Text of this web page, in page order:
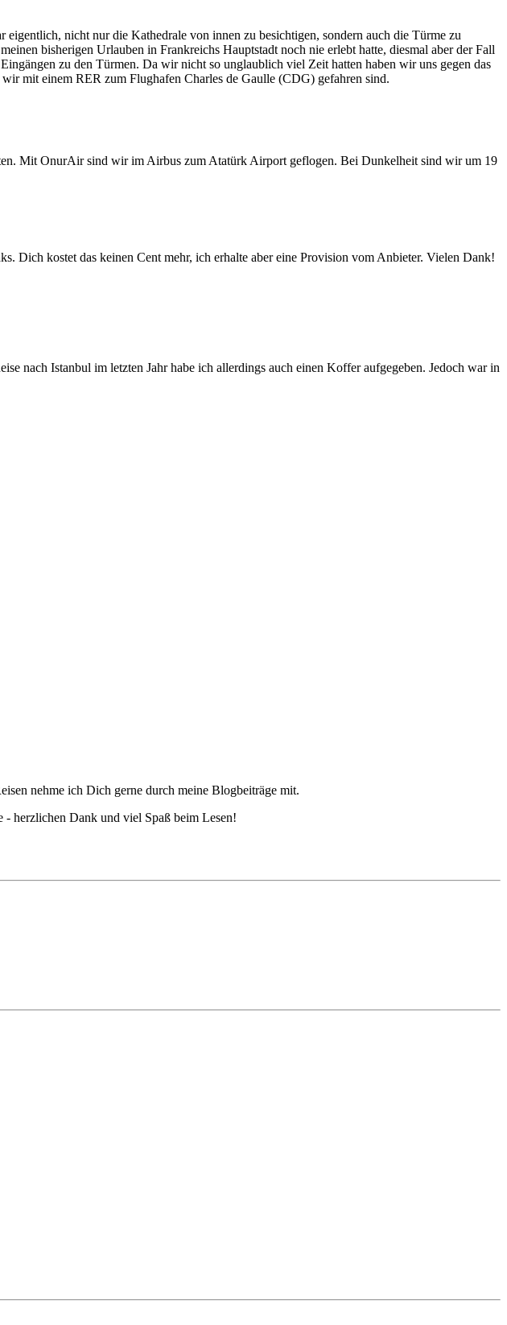
nicht nur die Kathedrale von innen zu besichtigen, sondern auch die Türme zu
bisherigen Urlauben in Frankreichs Hauptstadt noch nie erlebt hatte, diesmal aber der Fall
zu den Türmen. Da wir nicht so unglaublich viel Zeit hatten haben wir uns gegen das
mit einem RER zum Flughafen Charles de Gaulle (CDG) gefahren sind.
Mit OnurAir sind wir im Airbus zum Atatürk Airport geflogen. Bei Dunkelheit sind wir um 19
Dich kostet das keinen Cent mehr, ich erhalte aber eine Provision vom Anbieter. Vielen Dank!
nach Istanbul im letzten Jahr habe ich allerdings auch einen Koffer aufgegeben. Jedoch war in
nehme ich Dich gerne durch meine Blogbeiträge mit.
- herzlichen Dank und viel Spaß beim Lesen!